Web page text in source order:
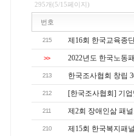
295개(5/15페이지)
번호
215 제16회 한국교육종
>> 2022년도 한국노동
213 한국조사협회 창립
212 [한국조사협회] 기
211 제2회 장애인삶 패
210 제15회 한국복지패